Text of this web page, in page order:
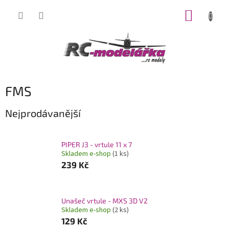
FMS
Nejprodávanější
PIPER J3 - vrtule 11 x 7
Skladem e-shop (1 ks)
239 Kč
Unašeč vrtule - MXS 3D V2
Skladem e-shop (2 ks)
129 Kč